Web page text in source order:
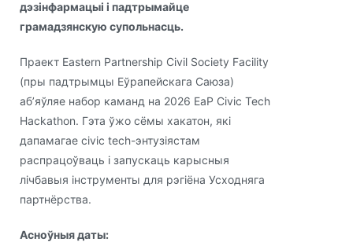
дэзінфармацыі і падтрымайце
грамадзянскую супольнасць.
Праект Eastern Partnership Civil Society Facility
(пры падтрымцы Еўрапейскага Саюза)
аб’яўляе набор каманд на 2026 EaP Civic Tech
Hackathon. Гэта ўжо сёмы хакатон, які
дапамагае civic tech-энтузіястам
распрацоўваць і запускаць карысныя
лічбавыя інструменты для рэгіёна Усходняга
партнёрства.
Асноўныя даты: